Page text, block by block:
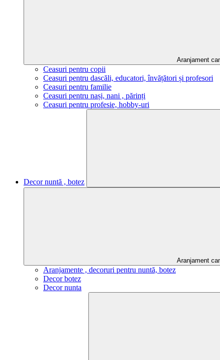
Aranjament
Ceasuri pentru copii
Ceasuri pentru dascăli, educatori, învățători și profesori
Ceasuri pentru familie
Ceasuri pentru nași, nani , părinți
Ceasuri pentru profesie, hobby-uri
Decor nuntă , botez
Aranjament
Aranjamente , decoruri pentru nuntă, botez
Decor botez
Decor nunta